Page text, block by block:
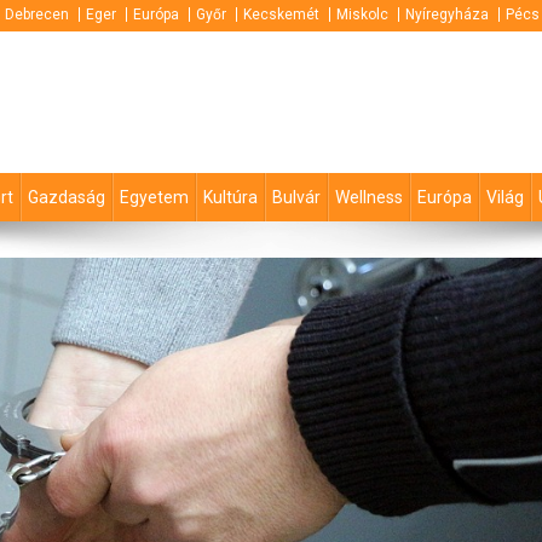
Debrecen Eger Európa Győr Kecskemét Miskolc Nyíregyháza Pécs
Gazdaság Egyetem Kultúra Bulvár Wellness Európa Világ